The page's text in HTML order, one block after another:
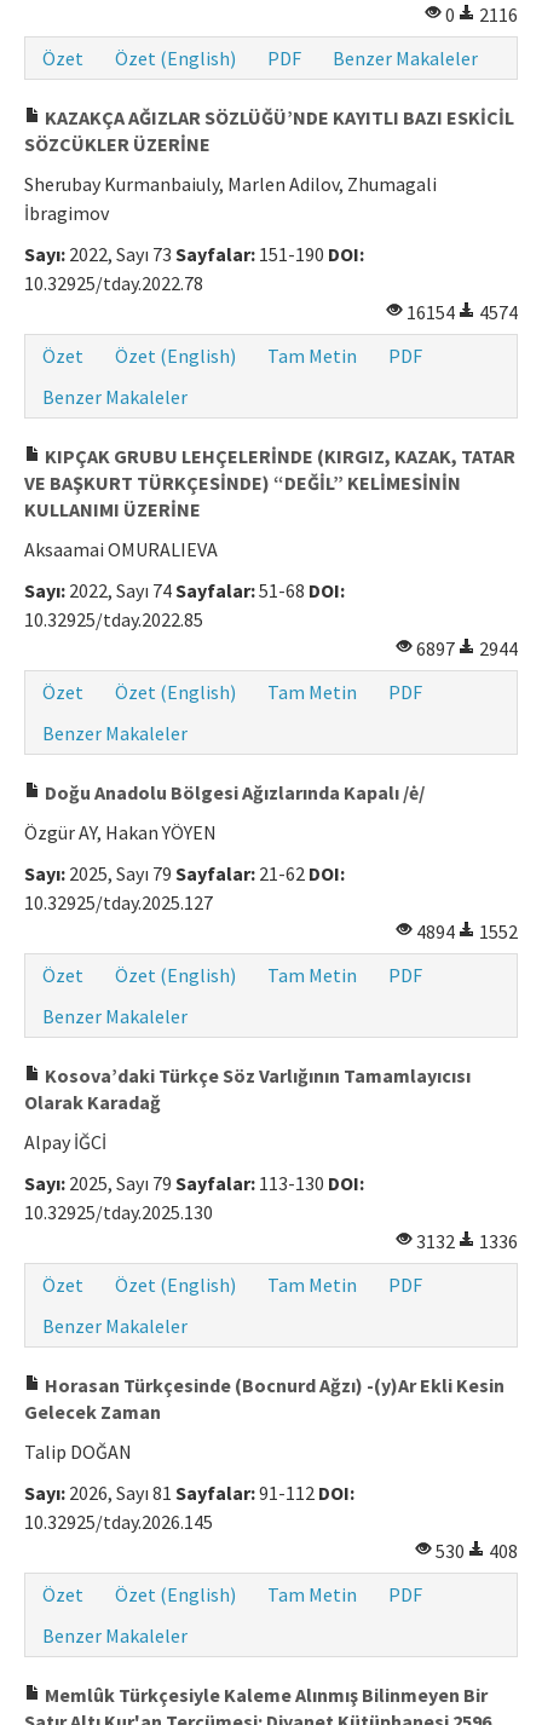
0
2116
Özet
Özet (English) PDF Benzer Makaleler
KAZAKÇA AĞIZLAR SÖZLÜĞÜ’NDE KAYITLI BAZI ESKİCİL
SÖZCÜKLER ÜZERİNE
Sherubay Kurmanbaiuly, Marlen Adilov, Zhumagali
İbragimov
Sayı: 2022, Sayı 73 Sayfalar: 151-190 DOI:
10.32925/tday.2022.78
16154
4574
Özet
Özet (English) Tam Metin
PDF
Benzer Makaleler
KIPÇAK GRUBU LEHÇELERİNDE (KIRGIZ, KAZAK, TATAR
VE BAŞKURT TÜRKÇESİNDE) “DEĞİL” KELİMESİNİN
KULLANIMI ÜZERİNE
Aksaamai OMURALIEVA
Sayı: 2022, Sayı 74Sayfalar:51-68 DOI:
10.32925/tday.2022.85
6897
2944
Özet
Özet (English) Tam Metin
PDF
Benzer Makaleler
Doğu Anadolu Bölgesi Ağızlarında Kapalı /ė/
Özgür AY, Hakan YÖYEN
Sayı: 2025, Sayı 79 Sayfalar: 21-62 DOI:
10.32925/tday.2025.127
4894
1552
Özet
Özet (English) Tam Metin
PDF
Benzer Makaleler
Kosova’daki Türkçe Söz Varlığının Tamamlayıcısı
Olarak Karadağ
Alpay İĞCİ
Sayı: 2025, Sayı 79 Sayfalar: 113-130 DOI:
10.32925/tday.2025.130
3132
1336
Özet
Özet (English) Tam Metin
PDF
Benzer Makaleler
Horasan Türkçesinde (Bocnurd Ağzı) -(y)Ar Ekli Kesin
Gelecek Zaman
Talip DOĞAN
Sayı: 2026, Sayı 81 Sayfalar:91-112 DOI:
10.32925/tday.2026.145
530
408
Özet
Özet (English) Tam Metin
PDF
Benzer Makaleler
Memlûk Türkçesiyle Kaleme Alınmış Bilinmeyen Bir